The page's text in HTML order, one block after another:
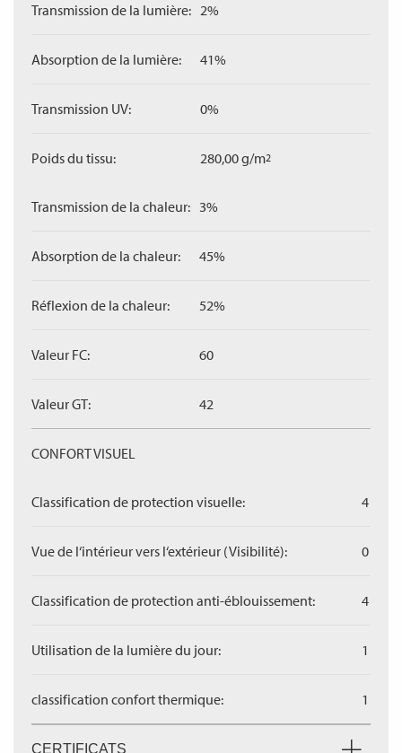
Transmission de la lumière: 2%
Absorption de la lumière: 41%
Transmission UV: 0%
Poids du tissu: 280,00 g/m2
Transmission de la chaleur: 3%
Absorption de la chaleur: 45%
Réflexion de la chaleur: 52%
Valeur FC: 60
Valeur GT: 42
CONFORT VISUEL
Classification de protection visuelle: 4
Vue de l‘intérieur vers l‘extérieur (Visibilité): 0
Classification de protection anti-éblouissement: 4
Utilisation de la lumière du jour: 1
classification confort thermique: 1
CERTIFICATS